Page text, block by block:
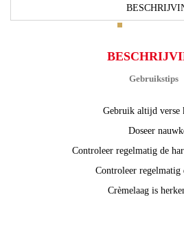
Gebruikstips
Gebruik altijd verse
Doseer
Controleer regelmatig de
Controleer regelmatig
Crèmelaag is